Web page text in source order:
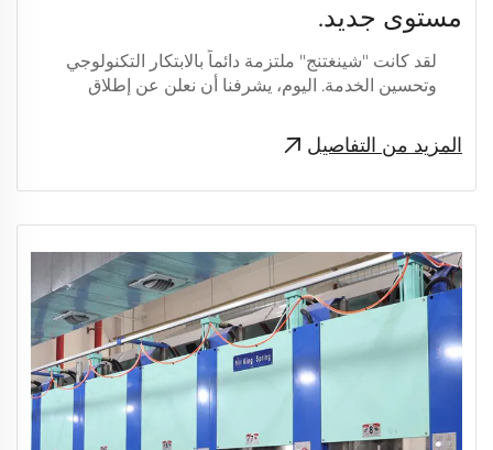
مستوى جديد.
لقد كانت "شينغتنج" ملتزمة دائماً بالابتكار التكنولوجي
وتحسين الخدمة. اليوم، يشرفنا أن نعلن عن إطلاق
بعد جهود الفريق التي لا تتوقف ...العمود الجديد أطلق
المزيد من التفاصيل